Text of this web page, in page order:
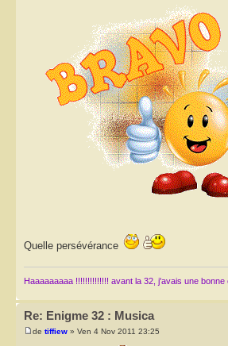
Quelle persévérance
Haaaaaaaaa !!!!!!!!!!!!!! avant la 32, j'avais une
Re: Enigme 32 : Musica
de tiffiew » Ven 4 Nov 2011 23:25